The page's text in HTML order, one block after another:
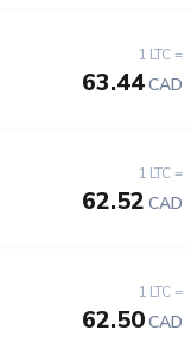
1 LTC =
63.44CAD
1 LTC =
62.52 CAD
1 LTC =
62.50CAD